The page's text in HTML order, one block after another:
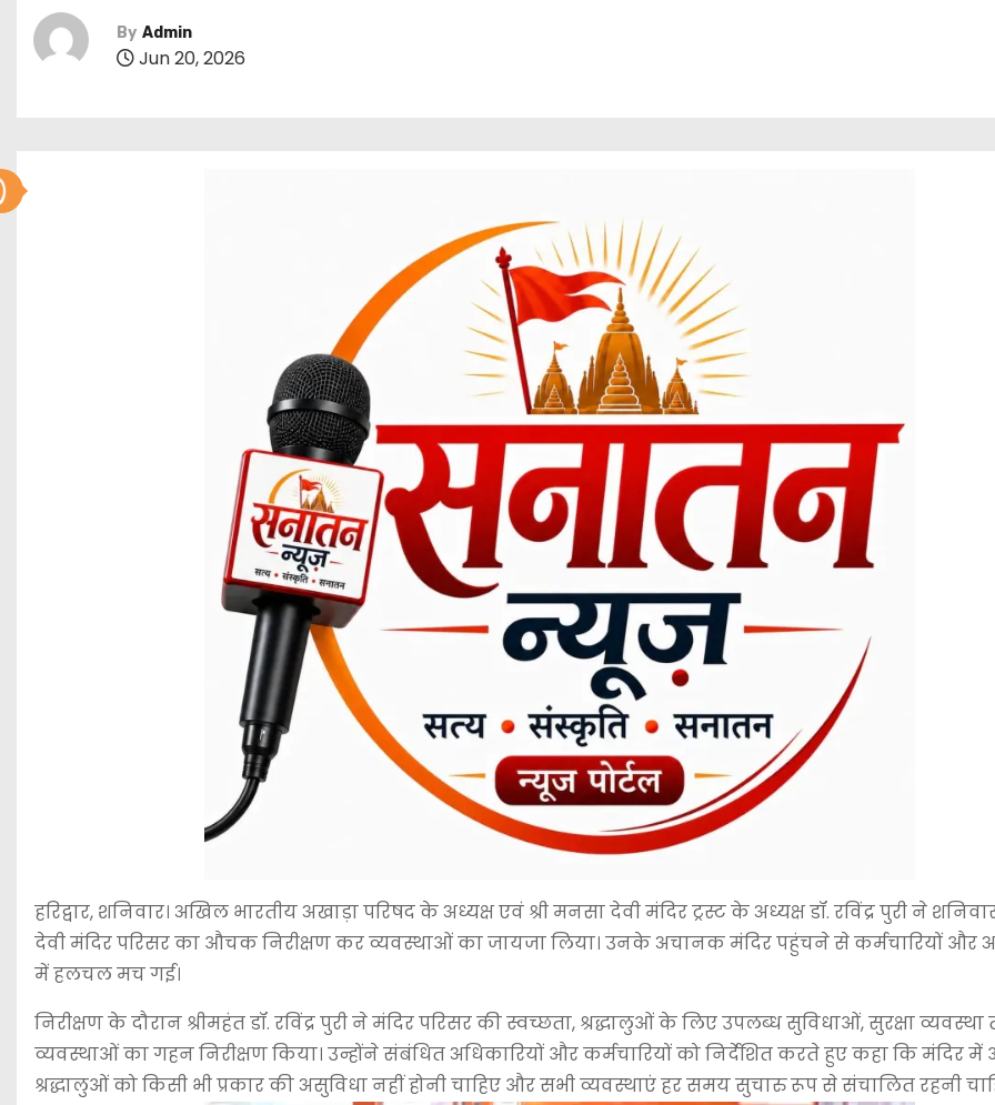
By Admin
Jun 20, 2026
हरिद्वार, शनिवार। अखिल भारतीय अखाड़ा परिषद के अध्यक्ष एवं श्री मनसा देवी मंदिर ट्रस्ट के अध्यक्ष डॉ. रविंद्र पुरी ने
देवी मंदिर परिसर का औचक निरीक्षण कर व्यवस्थाओं का जायजा लिया। उनके अचानक मंदिर पहुंचने से कर्मचारियों और
में हलचल मच गई।
निरीक्षण के दौरान श्रीमहंत डॉ. रविंद्र पुरी ने मंदिर परिसर की स्वच्छता, श्रद्धालुओं के लिए उपलब्ध सुविधाओं, सुरक्षा
व्यवस्थाओं का गहन निरीक्षण किया। उन्होंने संबंधित अधिकारियों और कर्मचारियों को निर्देशित करते हुए कहा कि मंदिर
श्रद्धालुओं को किसी भी प्रकार की असुविधा नहीं होनी चाहिए और सभी व्यवस्थाएं हर समय सुचारु रूप से संचालित रहनी